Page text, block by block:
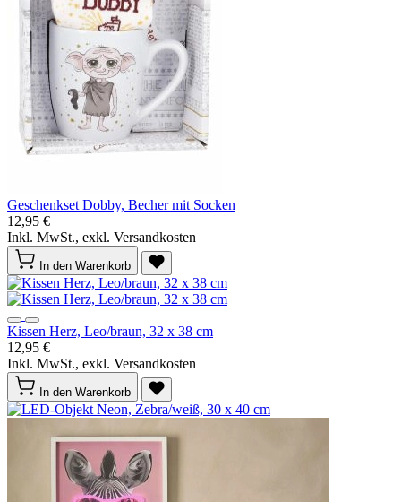
Geschenkset Dobby, Becher mit Socken
12,95 €
Inkl. MwSt., exkl. Versandkosten
In den Warenkorb
Kissen Herz, Leo/braun, 32 x 38 cm
12,95 €
Inkl. MwSt., exkl. Versandkosten
In den Warenkorb